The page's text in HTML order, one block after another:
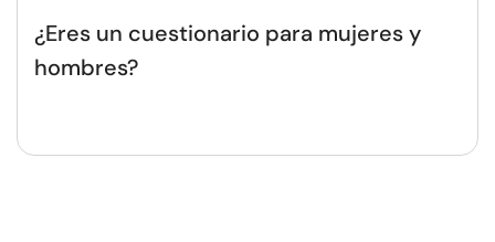
¿Eres un cuestionario para mujeres y
hombres?